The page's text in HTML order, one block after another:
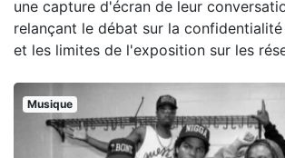
une capture d'écran de leur
relançant le débat sur la
et les limites de l'exposition sur les
Musique